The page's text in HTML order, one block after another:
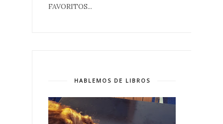
FAVORITOS...
HABLEMOS DE LIBROS